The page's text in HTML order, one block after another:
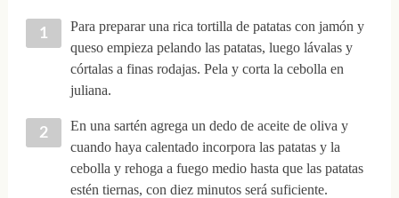
Para preparar una rica tortilla de patatas con jamón y
queso empieza pelando las patatas, luego lávalas y
córtalas a finas rodajas. Pela y corta la cebolla en
juliana.
En una sartén agrega un dedo de aceite de oliva y
cuando haya calentado incorpora las patatas y la
cebolla y rehoga a fuego medio hasta que las patatas
estén tiernas, con diez minutos será suficiente.